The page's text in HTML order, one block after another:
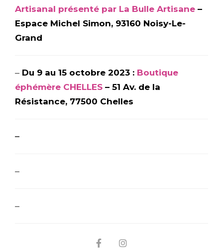
Artisanal présenté par La Bulle Artisane –
Espace Michel Simon, 93160 Noisy-Le-
Grand
– Du 9 au 15 octobre 2023 : Boutique
éphémère CHELLES – 51 Av. de la
Résistance, 77500 Chelles
–
–
–